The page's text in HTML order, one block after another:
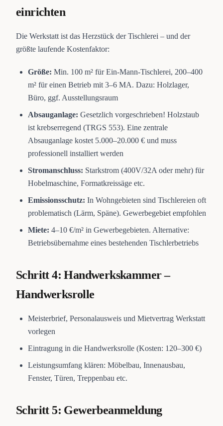
einrichten
Die Werkstatt ist das Herzstück der Tischlerei – und der
größte laufende Kostenfaktor:
Größe: Min. 100 m² für Ein-Mann-Tischlerei, 200–400
m² für einen Betrieb mit 3–6 MA. Dazu: Holzlager,
Büro, ggf. Ausstellungsraum
Absauganlage: Gesetzlich vorgeschrieben! Holzstaub
ist krebserregend (TRGS 553). Eine zentrale
Absauganlage kostet 5.000–20.000 € und muss
professionell installiert werden
Stromanschluss: Starkstrom (400V/32A oder mehr) für
Hobelmaschine, Formatkreissäge etc.
Emissionsschutz: In Wohngebieten sind Tischlereien oft
problematisch (Lärm, Späne). Gewerbegebiet empfohlen
Miete: 4–10 €/m² in Gewerbegebieten. Alternative:
Betriebsübernahme eines bestehenden Tischlerbetriebs
Schritt 4: Handwerkskammer –
Handwerksrolle
Meisterbrief, Personalausweis und Mietvertrag Werkstatt
vorlegen
Eintragung in die Handwerksrolle (Kosten: 120–300 €)
Leistungsumfang klären: Möbelbau, Innenausbau,
Fenster, Türen, Treppenbau etc.
Schritt 5: Gewerbeanmeldung